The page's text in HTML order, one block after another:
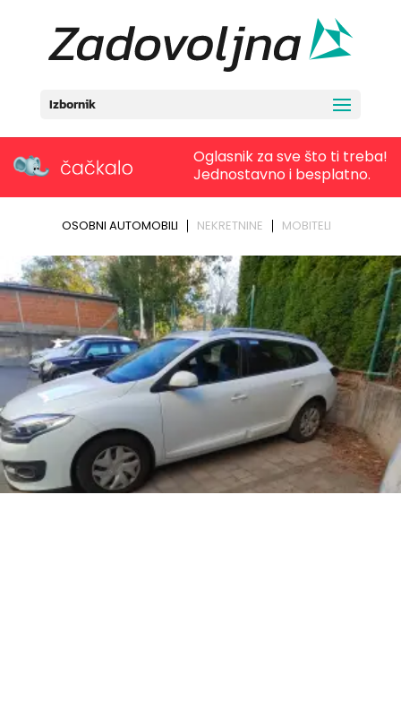
Izbornik